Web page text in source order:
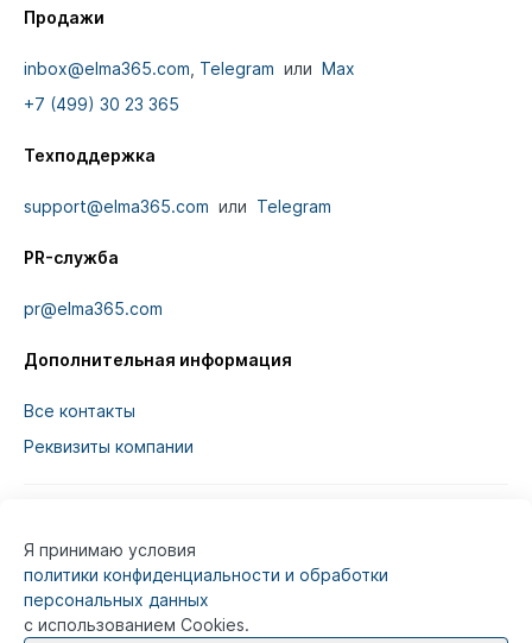
Продажи
inbox@elma365.com Telegram или Max
+7 (499) 30 23 365
Техподдержка
support@elma365.com или Telegram
PR-служба
pr@elma365.com
Дополнительная информация
Все контакты
Реквизиты компании
Информация на сайте предназначена для
предназначенной для публичного ознакомления
потребителей.
Я принимаю условия
политики конфиденциальности и обработки
персональных данных
с использованием Cookies.